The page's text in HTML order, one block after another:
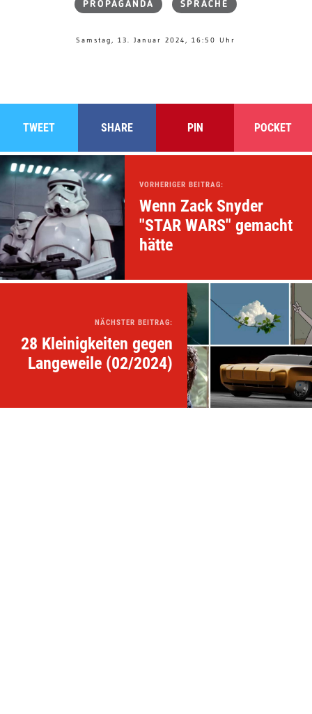
PROPAGANDA SPRACHE
Samstag, 13. Januar 2024, 16:50 Uhr
TWEET SHARE PIN POCKET
VORHERIGER BEITRAG:
Wenn Zack Snyder
"STAR WARS" gemacht
hätte
NÄCHSTER BEITRAG:
28 Kleinigkeiten gegen
Langeweile (02/2024)